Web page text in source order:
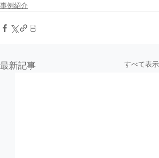
事例紹介
最新記事 すべて表示